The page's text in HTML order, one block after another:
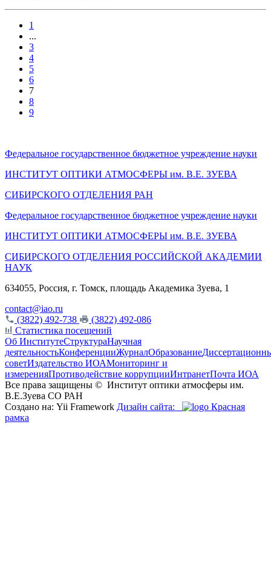
1
...
3
4
5
6
7
8
9
Федеральное государственное бюджетное учреждение науки
ИНСТИТУТ ОПТИКИ АТМОСФЕРЫ им. В.Е. ЗУЕВА
СИБИРСКОГО ОТДЕЛЕНИЯ РАН
Федеральное государственное бюджетное учреждение науки
ИНСТИТУТ ОПТИКИ АТМОСФЕРЫ им. В.Е. ЗУЕВА
СИБИРСКОГО ОТДЕЛЕНИЯ РОССИЙСКОЙ АКАДЕМИИ
НАУК
634055, Россия, г. Томск, площадь Академика Зуева, 1
contact@iao.ru
(3822) 492-738
(3822) 492-086
Статистика посещений
Об ИнститутеСтруктураНаучная
деятельностьКонференцииЖурналОбразование
советИздательство ИОАМониторинг и
измеренияПротиводействие коррупцииИнтранетПочта ИОА
Все права защищены © Институт оптики атмосферы им.
В.Е.Зуева СО РАН
Создано на: Yii Framework Дизайн сайта:
Красная
рамка